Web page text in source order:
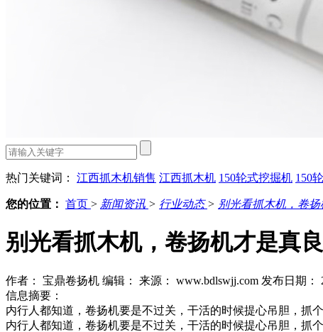
热门关键词： 江西抓木机销售 江西抓木机 150轮式挖掘机 150
您的位置： 首页 > 新闻资讯 > 行业动态> 别光看抓木机，卷
别光看抓木机，卷扬机才是
作者： 宝鼎卷扬机 编辑： 来源： www.bdlswjj.com 发布日期：
信息摘要：
内行人都知道，卷扬机要是不过关，干活的时候提心吊胆，抓
内行人都知道，卷扬机要是不过关，干活的时候提心吊胆，抓